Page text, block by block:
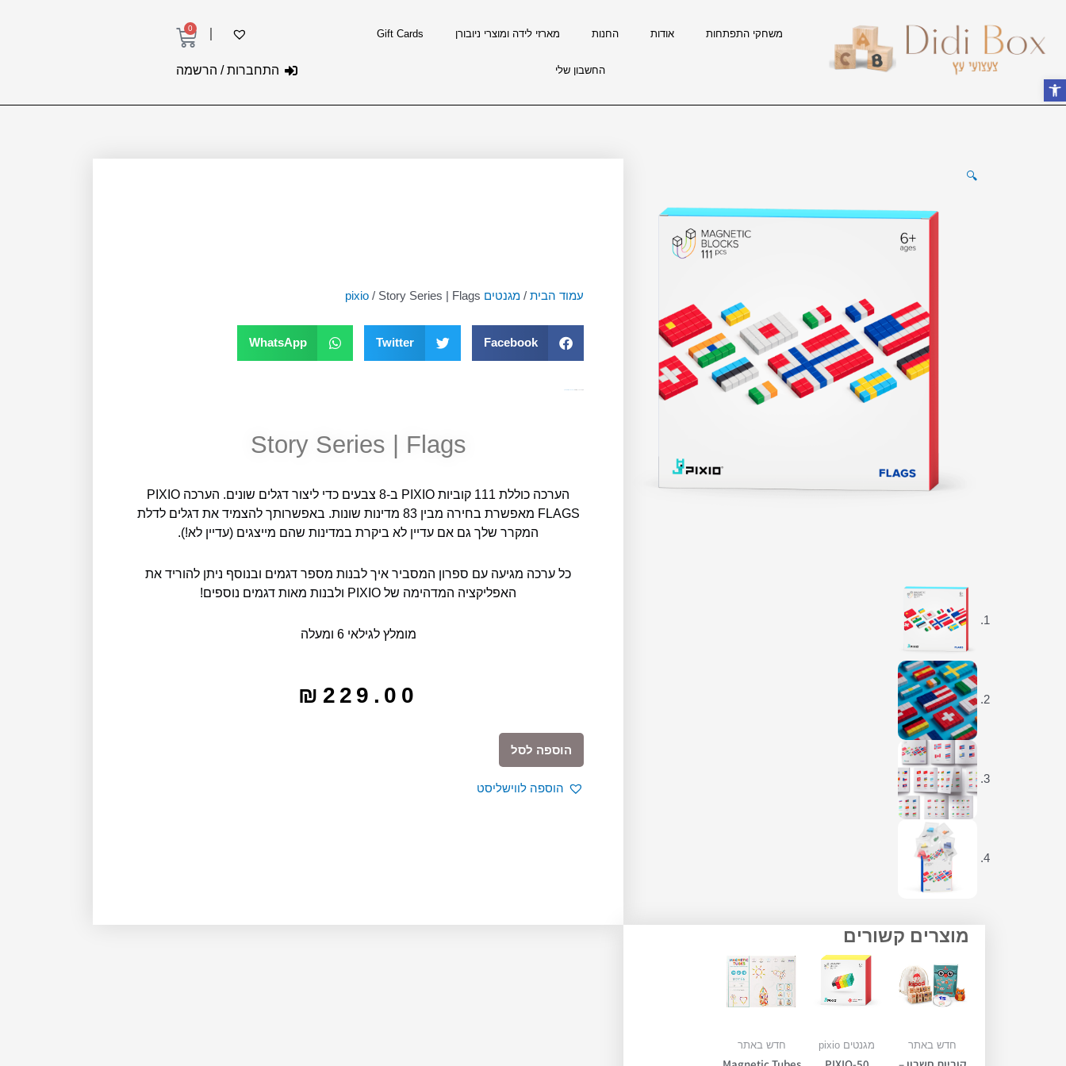
משחקי התפתחות אודות החנות מארזי לידה ומוצרי ניובורן Gift Cards
החשבון שלי התחברות / הרשמה
0
עגלת
🔍
עמוד הבית / מגנטים pixio / Story Series | Flags
Facebook
Twitter
WhatsApp
Story Series | Flags
הערכה כוללת 111 קוביות PIXIO ב-8 צבעים כדי ליצור דגלים שונים. הערכה PIXIO
FLAGS מאפשרת בחירה מבין 83 מדינות שונות. באפשרותך להצמיד את דגלים לדלת
המקרר שלך גם אם עדיין לא ביקרת במדינות שהם מייצגים (עדיין לא!).
כל ערכה מגיעה עם ספרון המסביר איך לבנות מספר דגמים ובנוסף ניתן להוריד את
האפליקציה המדהימה של PIXIO ולבנות מאות דגמים נוספים!
מומלץ לגילאי 6 ומעלה
₪ 229.00
Series
הוספה לסל
הוספה לווישליסט
מוצרים קשורים
חדש באתר מגנטים pixio חדש באתר
פתח סרגל נגישות